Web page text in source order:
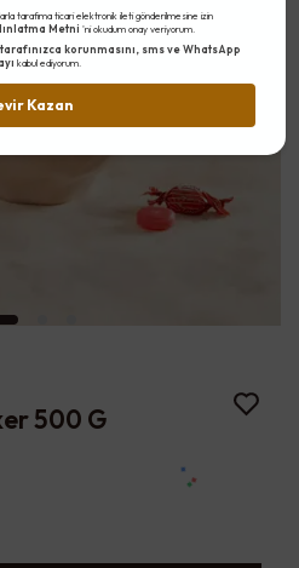
500 G
tarafıma ticari elektronik ileti gönderilmesine izin
Metni 'ni okudum onay veriyorum.
korunmasını, sms ve WhatsApp
kabul ediyorum.
Kazan